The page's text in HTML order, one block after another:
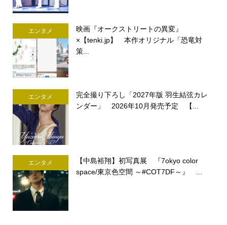
エンタメ
映画『オークストリートの異変』
×【tenki.jp】 本作オリジナル「恐竜対
策...
エンタメ
完全撮り下ろし「2027年版 羽生結弦カレ
ンダー」 2026年10月発売予定 【...
エンタメ
【中島裕翔】初写真展 『7okyo color
space/東京色空間 ～#COT7DF～』 ...